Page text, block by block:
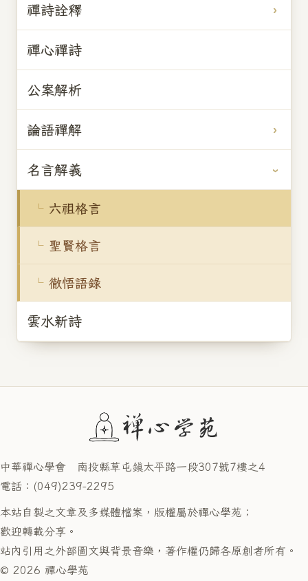
禪詩詮釋
禪心禪詩
公案解析
論語禪解
名言解義
六祖格言
聖賢格言
徹悟語錄
雲水新詩
中華禪心學會 南投縣草屯鎮太平路一段307號7樓之4
電話：(049)239-2295
本站自製之文章及多媒體檔案，版權屬於禪心學苑；
歡迎轉載分享。
站內引用之外部圖文與背景音樂，著作權仍歸各原創者所有。
© 2026 禪心學苑